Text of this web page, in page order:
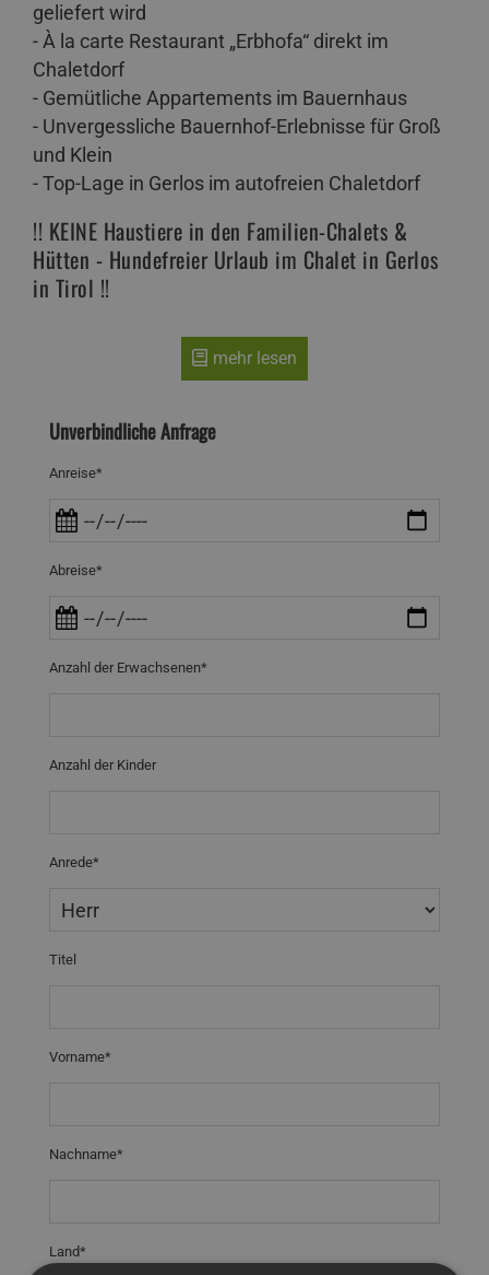
geliefert wird
- À la carte Restaurant „Erbhofa“ direkt im
Chaletdorf
- Gemütliche Appartements im Bauernhaus
- Unvergessliche Bauernhof-Erlebnisse für Groß
und Klein
- Top-Lage in Gerlos im autofreien Chaletdorf
!! KEINE Haustiere in den Familien-Chalets &
Hütten - Hundefreier Urlaub im Chalet in Gerlos
in Tirol !!
mehr lesen
Unverbindliche Anfrage
Anreise*
Abreise*
Anzahl der Erwachsenen*
Anzahl der Kinder
Anrede*
Titel
Vorname*
Nachname*
Land*